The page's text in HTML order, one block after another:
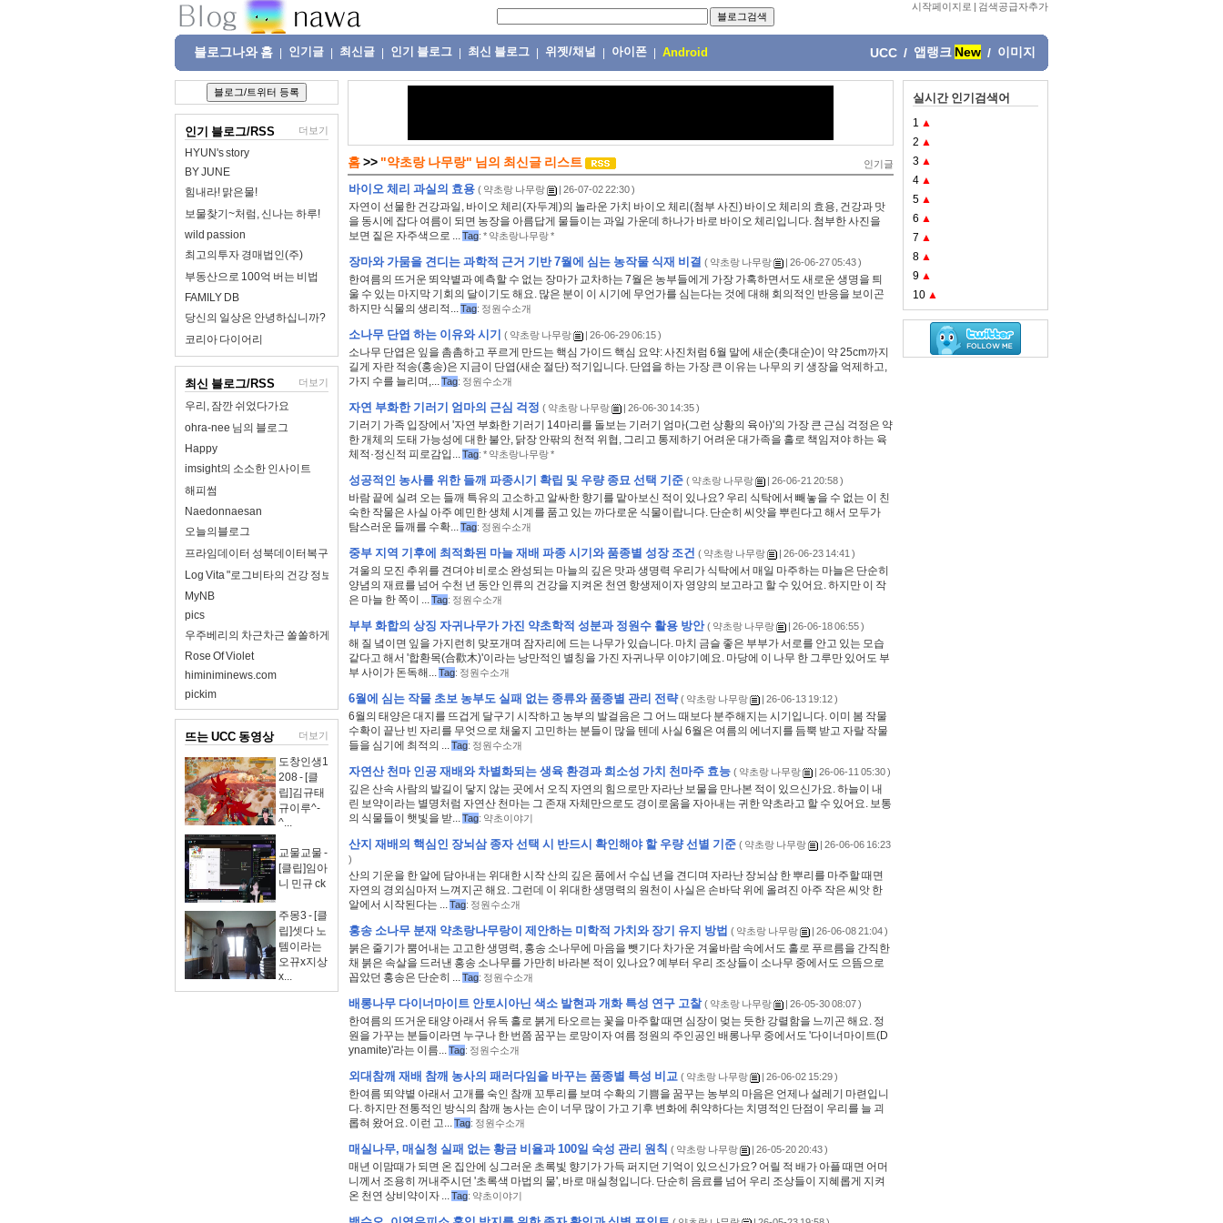
시작페이지로 | 검색공급자추가
블로그나와 홈 인기글 최신글 인기 블로그 최신 블로그 위젯/채널 아이폰 Android UCC / 앱랭크 New / 이미지
인기 블로그/RSS 더보기
HYUN's story
BY JUNE
힘내라! 맑은물!
보물찾기~처럼, 신나는 하루!
wild passion
최고의투자 경매법인(주)
부동산으로 100억 버는 비법
FAMILY DB
당신의 일상은 안녕하십니까?
코리아 다이어리
최신 블로그/RSS 더보기
우리, 잠깐 쉬었다가요
ohra-nee 님의 블로그
Happy
imsight의 소소한 인사이트
해피썸
Naedonnaesan
오늘의블로그
프라임데이터 성북데이터복구
Log Vita "로그비타의 건강 정보 완전 정리"
MyNB
pics
우주베리의 차근차근 쏠쏠하게
Rose Of Violet
himiniminews.com
pickim
뜨는 UCC 동영상 더보기
도창인생1
208 - [클
립]김규태
규이루^-
^...
교물교물 -
[클립]임아
니 민규 ck
주몽3 - [클
립]셋다 노
템이라는
오뀨x지상
x...
홈>> "약초랑 나무랑" 님의 최신글 리스트 인기글
바이오 체리 과실의 효용 ( 약초랑 나무랑 | 26-07-02 22:30 )
자연이 선물한 건강과일, 바이오 체리(자두계)의 놀라운 가치 바이오 체리(첨부 사진) 바이오 체리의 효용, 건강과 맛
을 동시에 잡다 여름이 되면 농장을 아름답게 물들이는 과일 가운데 하나가 바로 바이오 체리입니다. 첨부한 사진을
보면 짙은 자주색으로 ...Tag: * 약초랑나무랑 *
장마와 가뭄을 견디는 과학적 근거 기반 7월에 심는 농작물 식재 비결 ( 약초랑 나무랑 | 26-06-27 05:43 )
한여름의 뜨거운 뙤약볕과 예측할 수 없는 장마가 교차하는 7월은 농부들에게 가장 가혹하면서도 새로운 생명을 틔
울 수 있는 마지막 기회의 달이기도 해요. 많은 분이 이 시기에 무언가를 심는다는 것에 대해 회의적인 반응을 보이곤
하지만 식물의 생리적...Tag: 정원수소개
소나무 단엽 하는 이유와 시기 ( 약초랑 나무랑 | 26-06-29 06:15 )
소나무 단엽은 잎을 촘촘하고 푸르게 만드는 핵심 가이드 핵심 요약: 사진처럼 6월 말에 새순(촛대순)이 약 25cm까지
길게 자란 적송(홍송)은 지금이 단엽(새순 절단) 적기입니다. 단엽을 하는 가장 큰 이유는 나무의 키 생장을 억제하고,
가지 수를 늘리며,...Tag: 정원수소개
자연 부화한 기러기 엄마의 근심 걱정 ( 약초랑 나무랑 | 26-06-30 14:35 )
기러기 가족 입장에서 '자연 부화한 기러기 14마리를 돌보는 기러기 엄마(그런 상황의 육아)'의 가장 큰 근심 걱정은 약
한 개체의 도태 가능성에 대한 불안, 닭장 안팎의 천적 위협, 그리고 통제하기 어려운 대가족을 홀로 책임져야 하는 육
체적·정신적 피로감입...Tag: * 약초랑나무랑 *
성공적인 농사를 위한 들깨 파종시기 확립 및 우량 종묘 선택 기준 ( 약초랑 나무랑 | 26-06-21 20:58 )
바람 끝에 실려 오는 들깨 특유의 고소하고 알싸한 향기를 맡아보신 적이 있나요? 우리 식탁에서 빼놓을 수 없는 이 친
숙한 작물은 사실 아주 예민한 생체 시계를 품고 있는 까다로운 식물이랍니다. 단순히 씨앗을 뿌린다고 해서 모두가
탐스러운 들깨를 수확...Tag: 정원수소개
중부 지역 기후에 최적화된 마늘 재배 파종 시기와 품종별 성장 조건 ( 약초랑 나무랑 | 26-06-23 14:41 )
겨울의 모진 추위를 견뎌야 비로소 완성되는 마늘의 깊은 맛과 생명력 우리가 식탁에서 매일 마주하는 마늘은 단순히
양념의 재료를 넘어 수천 년 동안 인류의 건강을 지켜온 천연 항생제이자 영양의 보고라고 할 수 있어요. 하지만 이 작
은 마늘 한 쪽이 ...Tag: 정원수소개
부부 화합의 상징 자귀나무가 가진 약초학적 성분과 정원수 활용 방안 ( 약초랑 나무랑 | 26-06-18 06:55 )
해 질 녘이면 잎을 가지런히 맞포개며 잠자리에 드는 나무가 있습니다. 마치 금슬 좋은 부부가 서로를 안고 있는 모습
같다고 해서 '합환목(合歡木)'이라는 낭만적인 별칭을 가진 자귀나무 이야기예요. 마당에 이 나무 한 그루만 있어도 부
부 사이가 돈독해...Tag: 정원수소개
6월에 심는 작물 초보 농부도 실패 없는 종류와 품종별 관리 전략 ( 약초랑 나무랑 | 26-06-13 19:12 )
6월의 태양은 대지를 뜨겁게 달구기 시작하고 농부의 발걸음은 그 어느 때보다 분주해지는 시기입니다. 이미 봄 작물
수확이 끝난 빈 자리를 무엇으로 채울지 고민하는 분들이 많을 텐데 사실 6월은 여름의 에너지를 듬뿍 받고 자랄 작물
들을 심기에 최적의 ...Tag: 정원수소개
자연산 천마 인공 재배와 차별화되는 생육 환경과 희소성 가치 천마주 효능 ( 약초랑 나무랑 | 26-06-11 05:30 )
깊은 산속 사람의 발길이 닿지 않는 곳에서 오직 자연의 힘으로만 자라난 보물을 만나본 적이 있으신가요. 하늘이 내
린 보약이라는 별명처럼 자연산 천마는 그 존재 자체만으로도 경이로움을 자아내는 귀한 약초라고 할 수 있어요. 보통
의 식물들이 햇빛을 받...Tag: 약초이야기
산지 재배의 핵심인 장뇌삼 종자 선택 시 반드시 확인해야 할 우량 선별 기준 ( 약초랑 나무랑
| 26-06-06 16:23
)
산의 기운을 한 알에 담아내는 위대한 시작 산의 깊은 품에서 수십 년을 견디며 자라난 장뇌삼 한 뿌리를 마주할 때면
자연의 경외심마저 느껴지곤 해요. 그런데 이 위대한 생명력의 원천이 사실은 손바닥 위에 올려진 아주 작은 씨앗 한
알에서 시작된다는 ...Tag: 정원수소개
홍송 소나무 분재 약초랑나무랑이 제안하는 미학적 가치와 장기 유지 방법 ( 약초랑 나무랑 | 26-06-08 21:04 )
붉은 줄기가 뿜어내는 고고한 생명력, 홍송 소나무에 마음을 뺏기다 차가운 겨울바람 속에서도 홀로 푸르름을 간직한
채 붉은 속살을 드러낸 홍송 소나무를 가만히 바라본 적이 있나요? 예부터 우리 조상들이 소나무 중에서도 으뜸으로
꼽았던 홍송은 단순히 ...Tag: 정원수소개
배롱나무 다이너마이트 안토시아닌 색소 발현과 개화 특성 연구 고찰 ( 약초랑 나무랑 | 26-05-30 08:07 )
한여름의 뜨거운 태양 아래서 유독 홀로 붉게 타오르는 꽃을 마주할 때면 심장이 멎는 듯한 강렬함을 느끼곤 해요. 정
원을 가꾸는 분들이라면 누구나 한 번쯤 꿈꾸는 로망이자 여름 정원의 주인공인 배롱나무 중에서도 '다이너마이트(D
ynamite)'라는 이름...Tag: 정원수소개
외대참깨 재배 참깨 농사의 패러다임을 바꾸는 품종별 특성 비교 ( 약초랑 나무랑 | 26-06-02 15:29 )
한여름 뙤약볕 아래서 고개를 숙인 참깨 꼬투리를 보며 수확의 기쁨을 꿈꾸는 농부의 마음은 언제나 설레기 마련입니
다. 하지만 전통적인 방식의 참깨 농사는 손이 너무 많이 가고 기후 변화에 취약하다는 치명적인 단점이 우리를 늘 괴
롭혀 왔어요. 이런 고...Tag: 정원수소개
매실나무, 매실청 실패 없는 황금 비율과 100일 숙성 관리 원칙 ( 약초랑 나무랑 | 26-05-20 20:43 )
매년 이맘때가 되면 온 집안에 싱그러운 초록빛 향기가 가득 퍼지던 기억이 있으신가요? 어릴 적 배가 아플 때면 어머
니께서 조용히 꺼내주시던 '초록색 마법의 물', 바로 매실청입니다. 단순히 음료를 넘어 우리 조상들이 지혜롭게 지켜
온 천연 상비약이자 ...Tag: 약초이야기
실시간 인기검색어
1 ▲
2 ▲
3 ▲
4 ▲
5 ▲
6 ▲
7 ▲
8 ▲
9 ▲
10 ▲